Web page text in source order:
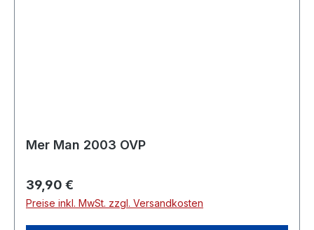
Mer Man 2003 OVP
Regulärer Preis:
39,90 €
Preise inkl. MwSt. zzgl. Versandkosten